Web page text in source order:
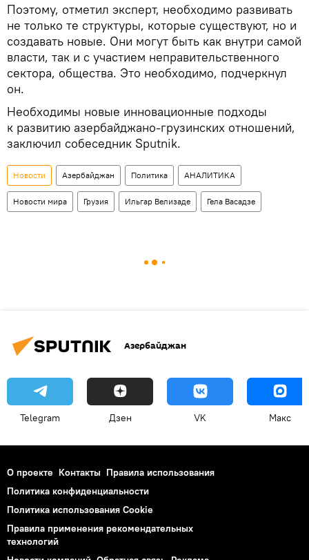
Поэтому, отметил эксперт, необходимо развивать
не только те структуры, которые существуют, но и
создавать новые. Они могут быть как внутри самой
власти, так и с участием неправительственного
сектора, общества. Это необходимо, подчеркнул
он.
Необходимы новые инновационные подходы
к развитию азербайджано-грузинских отношений,
заключил собеседник Sputnik.
Новости Азербайджан Политика АНАЛИТИКА
Новости мира Грузия Ильгар Велизаде Гела Васадзе
Азербайджан
Telegram Дзен VK Макс
О проекте Контакты Правила использования
Политика конфиденциальности
Политика использования Cookie
Правила применения рекомендательных
технологий